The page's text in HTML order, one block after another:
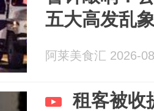
五大高发乱
阿莱美食汇 2026-
租客被收